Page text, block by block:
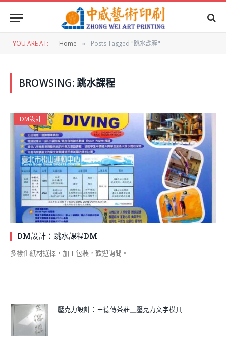
YOU ARE AT: Home » Posts Tagged "跳水課程"
BROWSING:跳水課程
DM設計
DM設計：跳水課程DM
多樣化紙材選擇，加工包裝，歡迎詢問。
壓克力設計：王德傳茶莊＿壓克力文字模具